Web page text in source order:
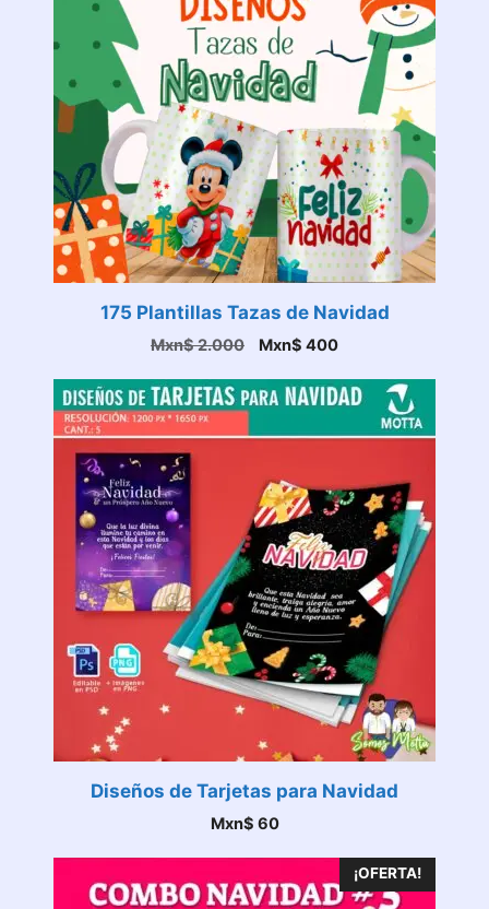
175 Plantillas Tazas de Navidad
Mxn$2.000
El
original
era:
Mxn$ 2.000.
Mxn$ 400El
actual
es:
Mxn$ 400.
Diseños de Tarjetas para Navidad
Mxn$ 60
¡OFERTA!